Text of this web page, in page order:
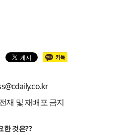
재 및 재배포 금지
한 것은??